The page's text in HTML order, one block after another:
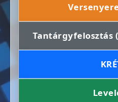
Tantárgyfelosztás